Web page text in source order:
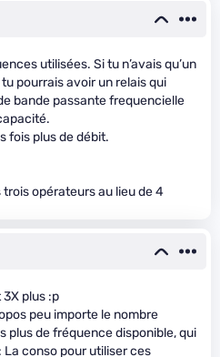
utilisées. Si tu n’avais qu’un
pourrais avoir un relais qui
bande passante frequencielle
fois plus de débit.
trois opérateurs au lieu de 4
plus :p
peu importe le nombre
plus de fréquence disponible, qui
conso pour utiliser ces